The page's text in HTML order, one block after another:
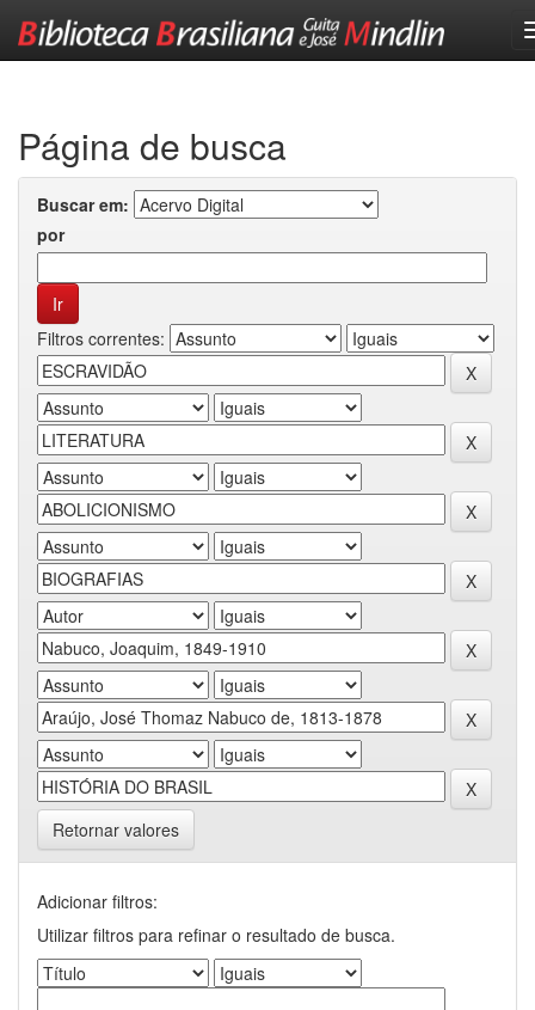
Página de busca
Buscar em:
por
Filtros correntes:
Retornar valores
Adicionar filtros:
Utilizar filtros para refinar o resultado de busca.